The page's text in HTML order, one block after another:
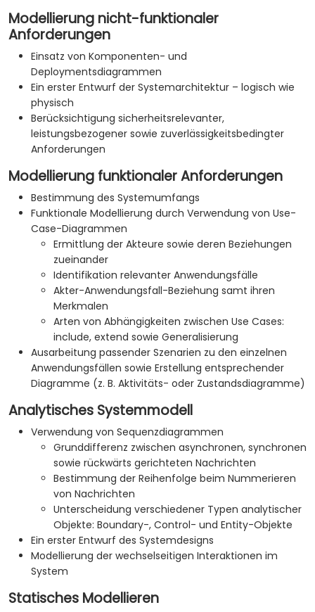
Modellierung nicht-funktionaler
Anforderungen
Einsatz von Komponenten- und
Deploymentsdiagrammen
Ein erster Entwurf der Systemarchitektur – logisch wie
physisch
Berücksichtigung sicherheitsrelevanter,
leistungsbezogener sowie zuverlässigkeitsbedingter
Anforderungen
Modellierung funktionaler Anforderungen
Bestimmung des Systemumfangs
Funktionale Modellierung durch Verwendung von Use-
Case-Diagrammen
Ermittlung der Akteure sowie deren Beziehungen
zueinander
Identifikation relevanter Anwendungsfälle
Akter-Anwendungsfall-Beziehung samt ihren
Merkmalen
Arten von Abhängigkeiten zwischen Use Cases:
include, extend sowie Generalisierung
Ausarbeitung passender Szenarien zu den einzelnen
Anwendungsfällen sowie Erstellung entsprechender
Diagramme (z. B. Aktivitäts- oder Zustandsdiagramme)
Analytisches Systemmodell
Verwendung von Sequenzdiagrammen
Grunddifferenz zwischen asynchronen, synchronen
sowie rückwärts gerichteten Nachrichten
Bestimmung der Reihenfolge beim Nummerieren
von Nachrichten
Unterscheidung verschiedener Typen analytischer
Objekte: Boundary-, Control- und Entity-Objekte
Ein erster Entwurf des Systemdesigns
Modellierung der wechselseitigen Interaktionen im
System
Statisches Modellieren